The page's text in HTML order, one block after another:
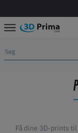
Få dine 3D-prints